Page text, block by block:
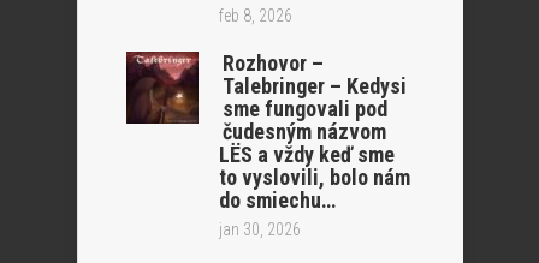
feb 8, 2026
Rozhovor –
Talebringer – Kedysi
sme fungovali pod
čudesným názvom
LËS a vždy keď sme
to vyslovili, bolo nám
do smiechu…
jan 30, 2026